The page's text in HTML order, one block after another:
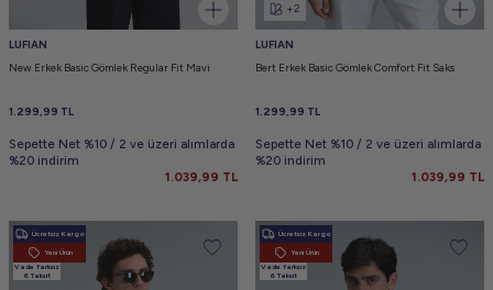
LUFIAN
New Erkek Basic Gömlek Regular Fit Mavi
1.299,99 TL
Sepette Net %10 / 2 ve üzeri alımlarda
%20 indirim
1.039,99 TL
+2
LUFIAN
Bert Erkek Basic Gömlek Comfort Fit Saks
1.299,99 TL
Sepette Net %10 / 2 ve üzeri alımlarda
%20 indirim
1.039,99 TL
Ücretsiz Kargo
Yeni Ürün
Vade farksız
6 Taksit
Ücretsiz Kargo
Yeni Ürün
Vade farksız
6 Taksit